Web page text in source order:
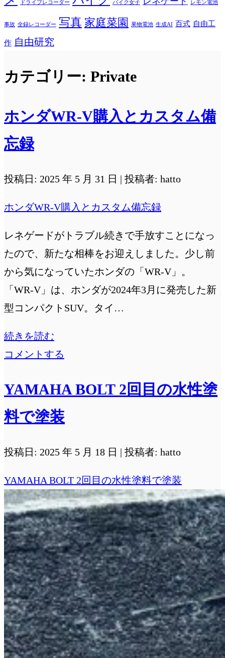
ドライブレコーダー バイク女子 レモン電池
事故 全録レコーダー 写真 家庭菜園 果物電池 生成AI 百式 自由工
作 自由研究
カテゴリー: Private
ホンダWR-V購入とカスタム備
忘録
投稿日: 2025 年 5 月 31 日 | 投稿者: hatto
ホンダWR-V購入とカスタム備忘録
レネゲードがトラブル続きで手放すことになっ
たので、新たな相棒をお迎えしました。少し前
から気になっていたホンダの「WR-V」。
「WR-V」は、ホンダが2024年3月に発売した新
型コンパクトSUV。タイ…
続きを読む
ン
WR-
V
購
カ
ス
タ
ム
備
忘
録
コメントする
YAMAHA BOLT 2回目の水性塗
料で塗装
投稿日: 2025 年 5 月 18 日 | 投稿者: hatto
YAMAHA BOLT 2回目の水性塗料で塗装